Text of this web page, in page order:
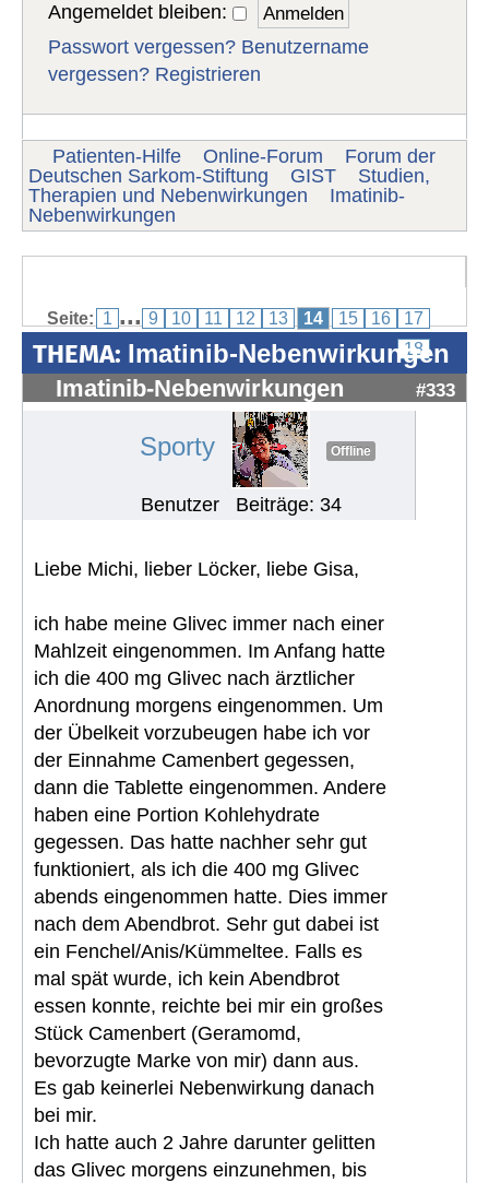
Angemeldet bleiben:
Passwort vergessen? Benutzername
vergessen? Registrieren
Patienten-Hilfe Online-Forum
Forum der
Deutschen Sarkom-Stiftung
GIST
Studien,
Therapien und Nebenwirkungen
Imatinib-
Nebenwirkungen
Seite: 1 ... 9 10 11 12 13 14 15 16
17
18
THEMA: Imatinib-Nebenwirkungen
Imatinib-Nebenwirkungen #333
Sporty Offline
Benutzer Beiträge: 34
Liebe Michi, lieber Löcker, liebe Gisa,
ich habe meine Glivec immer nach einer
Mahlzeit eingenommen. Im Anfang hatte
ich die 400 mg Glivec nach ärztlicher
Anordnung morgens eingenommen. Um
der Übelkeit vorzubeugen habe ich vor
der Einnahme Camenbert gegessen,
dann die Tablette eingenommen. Andere
haben eine Portion Kohlehydrate
gegessen. Das hatte nachher sehr gut
funktioniert, als ich die 400 mg Glivec
abends eingenommen hatte. Dies immer
nach dem Abendbrot. Sehr gut dabei ist
ein Fenchel/Anis/Kümmeltee. Falls es
mal spät wurde, ich kein Abendbrot
essen konnte, reichte bei mir ein großes
Stück Camenbert (Geramomd,
bevorzugte Marke von mir) dann aus.
Es gab keinerlei Nebenwirkung danach
bei mir.
Ich hatte auch 2 Jahre darunter gelitten
das Glivec morgens einzunehmen, bis